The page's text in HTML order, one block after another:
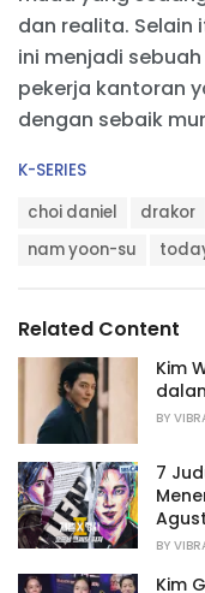
dan realita. Selain
ini menjadi
pekerja kantoran
dengan sebaik
C
i
e
s
K-SERIES
choi daniel drakor
nam yoon-su
Related Content
Kim
BY
7
BY
Kim